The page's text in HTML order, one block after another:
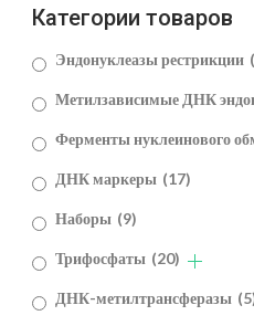
Категории товаров
Эндонуклеазы рестрикции
Метилзависимые ДНК
Ферменты нуклеинового
ДНК маркеры (17)
Наборы (9)
Трифосфаты (20)
ДНК-метилтрансферазы